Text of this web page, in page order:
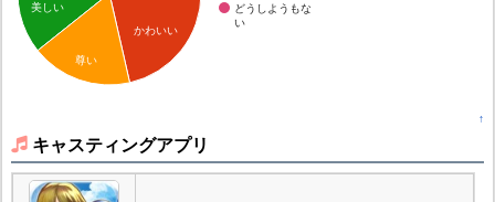
どうしようもな
い
かわいい
美しい
尊い
↑
キャスティングアプリ